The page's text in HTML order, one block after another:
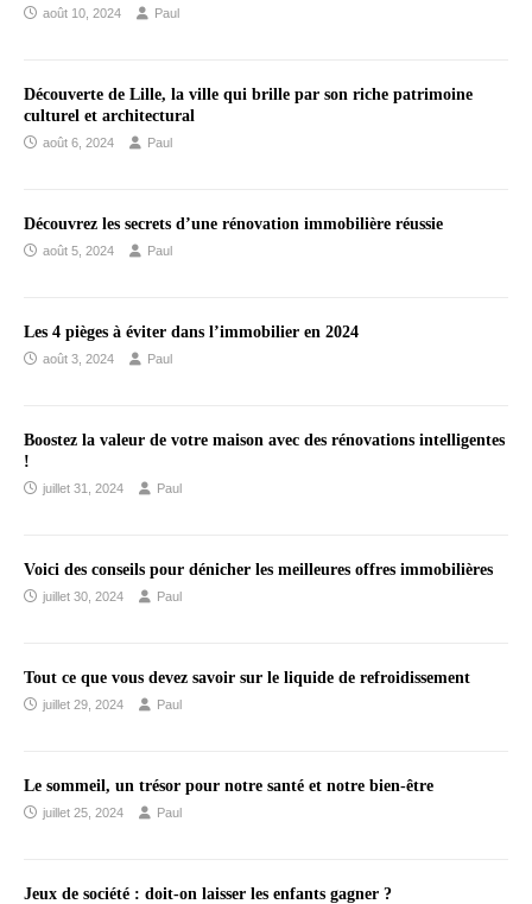
août 10, 2024 Paul
Découverte de Lille, la ville qui brille par son riche patrimoine
culturel et architectural
août 6, 2024 Paul
Découvrez les secrets d’une rénovation immobilière réussie
août 5, 2024 Paul
Les 4 pièges à éviter dans l’immobilier en 2024
août 3, 2024 Paul
Boostez la valeur de votre maison avec des rénovations intelligentes
!
juillet 31, 2024 Paul
Voici des conseils pour dénicher les meilleures offres immobilières
juillet 30, 2024 Paul
Tout ce que vous devez savoir sur le liquide de refroidissement
juillet 29, 2024 Paul
Le sommeil, un trésor pour notre santé et notre bien-être
juillet 25, 2024 Paul
Jeux de société : doit-on laisser les enfants gagner ?